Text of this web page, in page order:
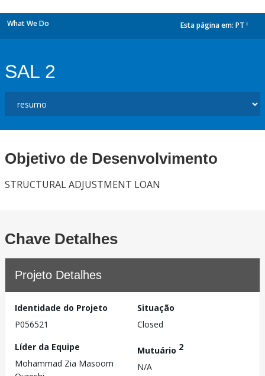
What We Do Esta página em: PT
SAL 2
Objetivo de Desenvolvimento
STRUCTURAL ADJUSTMENT LOAN
Chave Detalhes
Projeto Detalhes
Identidade do Projeto
P056521
Situação
Closed
Líder da Equipe
Mohammad Zia Masoom
Mutuário 2
N/A